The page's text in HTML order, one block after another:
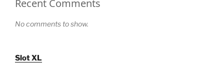
Recent Comments
No comments to show.
Slot XL